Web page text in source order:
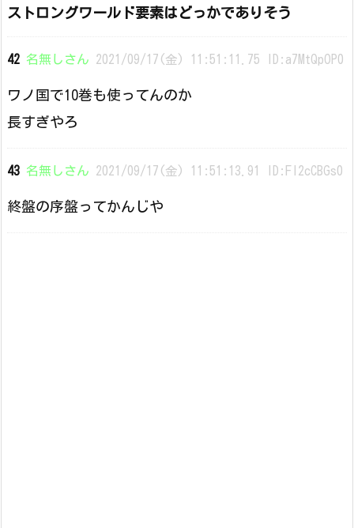
ストロングワールド要素はどっかでありそう
42 名無しさん 2021/09/17(金) 11:51:11.75 ID:a7MtQpOP0
ワノ国で10巻も使ってんのか
長すぎやろ
43 名無しさん 2021/09/17(金) 11:51:13.91 ID:FI2cCBGs0
終盤の序盤ってかんじや